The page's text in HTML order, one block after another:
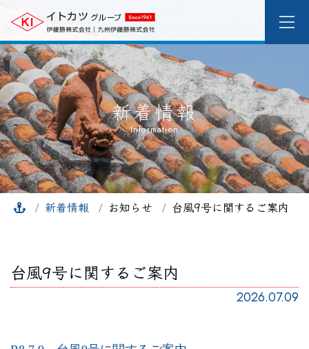
新着情報
Information
新着情報 お知らせ 台風9号に関するご案内
台風9号に関するご案内
2026.07.09